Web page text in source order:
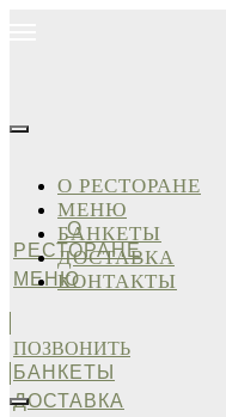
О
РЕСТОРАНЕ
МЕНЮ
БАНКЕТЫ
ДОСТАВКА
О РЕСТОРАНЕ
МЕНЮ
БАНКЕТЫ
ДОСТАВКА
КОНТАКТЫ
ПОЗВОНИТЬ